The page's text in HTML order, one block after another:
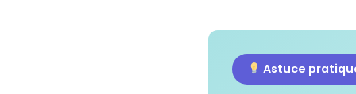
Astuce